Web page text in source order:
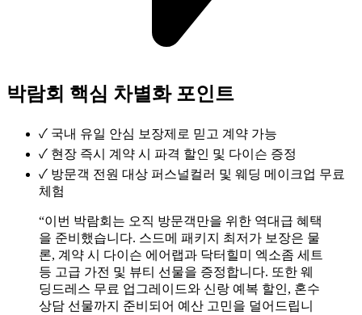
박람회 핵심 차별화 포인트
✓ 국내 유일 안심 보장제로 믿고 계약 가능
✓ 현장 즉시 계약 시 파격 할인 및 다이슨 증정
✓ 방문객 전원 대상 퍼스널컬러 및 웨딩 메이크업 무료
체험
“이번 박람회는 오직 방문객만을 위한 역대급 혜택
을 준비했습니다. 스드메 패키지 최저가 보장은 물
론, 계약 시 다이슨 에어랩과 닥터힐미 엑소좀 세트
등 고급 가전 및 뷰티 선물을 증정합니다. 또한 웨
딩드레스 무료 업그레이드와 신랑 예복 할인, 혼수
상담 선물까지 준비되어 예산 고민을 덜어드립니